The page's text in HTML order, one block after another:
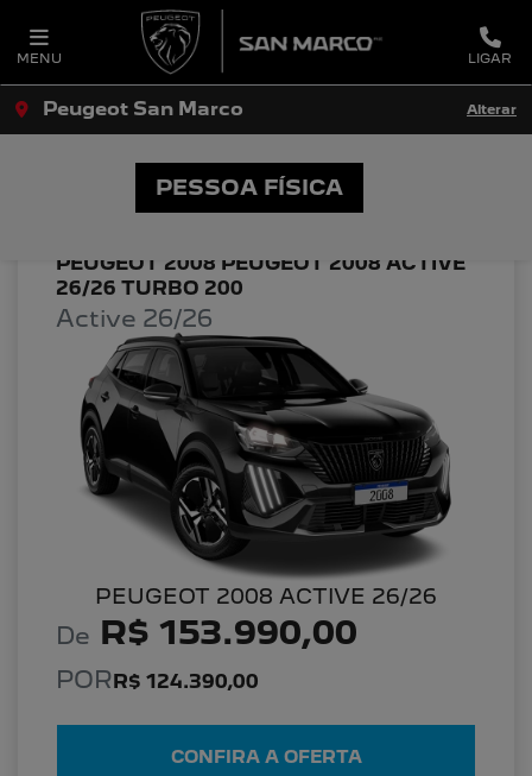
MENU LIGAR
Peugeot San Marco Alterar
PESSOA FÍSICA
OFERTAS PEUGEOT SAN MARCO
PEUGEOT 2008 PEUGEOT 2008 ACTIVE
26/26 TURBO 200
Active 26/26
PEUGEOT 2008 ACTIVE 26/26
De R$ 153.990,00
PORR$ 124.390,00
CONFIRA A OFERTA